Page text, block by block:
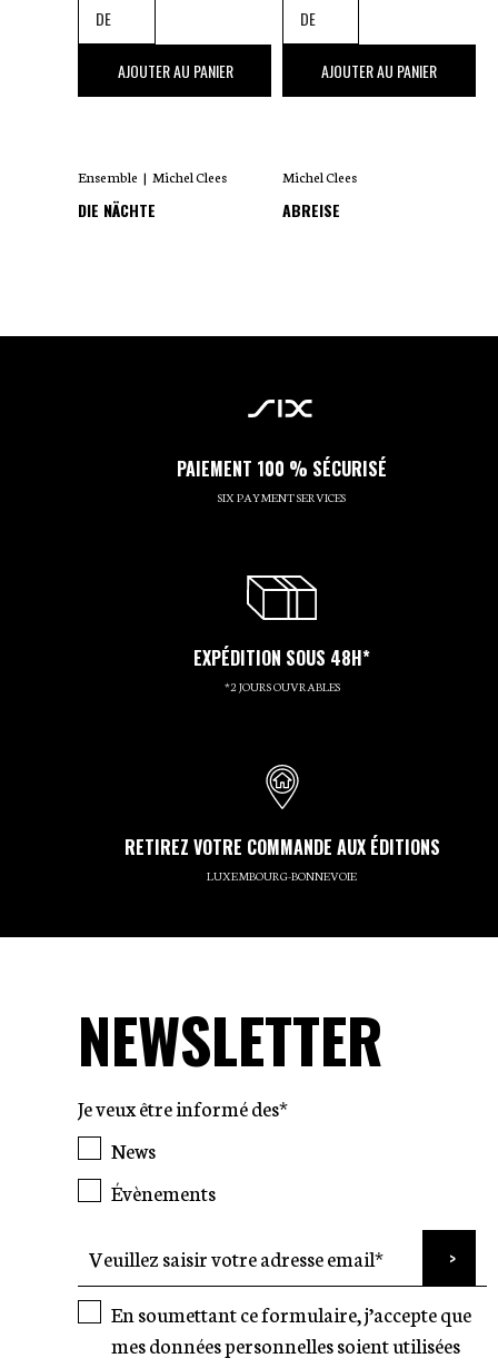
,00 €
AJOUTER AU PANIER
Ensemble | Michel Clees
DIE NÄCHTE
,90 €AJOUTER AU PANIER
Michel Clees
ABREISE
PAIEMENT 100 % SÉCURISÉ
SIX PAYMENT SERVICES
EXPÉDITION SOUS 48H*
*2 JOURS OUVRABLES
RETIREZ VOTRE COMMANDE AUX ÉDITIONS
LUXEMBOURG-BONNEVOIE
NEWSLETTER
Je veux être informé des*
News
Évènements
En soumettant ce formulaire, j’accepte que
mes données personnelles soient utilisées